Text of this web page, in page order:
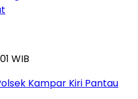
WIB
Kampar Kiri Pantau